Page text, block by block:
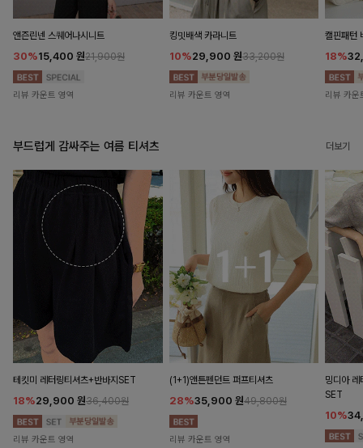
앤즌린넨 스퀘어나시니트
30%15,400 원21,900원
리뷰 카운트 영역
킹밋배색 카라니트
10%29,900 원33,200원
리뷰 카운트 영역
캘핀패턴
18%
리뷰 카운
부드럽게 감싸주는 여름 티셔츠 더보기
테킷미 레터링티셔츠+반바지SET
18%29,900 원36,400원
리뷰 카운트 영역
(1+1)앤튼펜던트 퍼프티셔츠
28%35,900 원49,800원
리뷰 카운트 영역
밍디아 레
SET
10%